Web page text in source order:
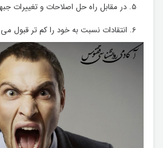
در مقابل راه حل اصلاحات و تغییرات
انتقادات نسبت به خود را کم تر قبول می